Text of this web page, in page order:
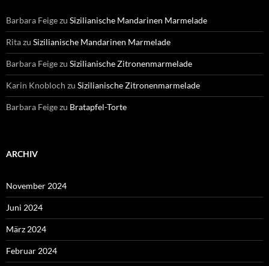
Barbara Feigezu Sizilianische Mandarinen Marmelade
Ritazu Sizilianische Mandarinen Marmelade
Barbara Feigezu Sizilianische Zitronenmarmelade
Karin Knobloch zu Sizilianische Zitronenmarmelade
Barbara Feigezu Bratapfel-Torte
ARCHIV
November 2024
Juni 2024
März 2024
Februar 2024